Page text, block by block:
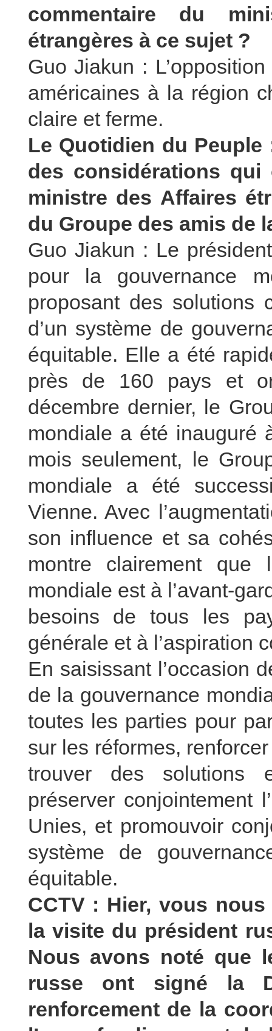
commentaire du
étrangères à ce sujet ?
Guo Jiakun :
américaines à la région
claire et ferme.
Le Quotidien du
des considérations
ministre des Affaires
du Groupe des amis de
Guo Jiakun : Le
pour la gouvernance
proposant des solutions
d’un système de
équitable. Elle a été
près de 160 pays et
décembre dernier, le
mondiale a été inauguré
mois seulement, le
mondiale a été
Vienne. Avec
son influence et sa
montre clairement que
mondiale est à l’avant-
besoins de tous les
générale et à l’aspiration
En saisissant l’occasion
de la gouvernance
toutes les parties pour
sur les réformes,
trouver des solutions
préserver conjointement
Unies, et promouvoir
système de
équitable.
CCTV : Hier, vous
la visite du président
Nous avons noté que
russe ont signé la
renforcement de la